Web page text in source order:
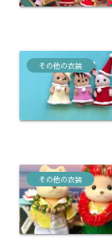
その他の衣装
その他の衣装